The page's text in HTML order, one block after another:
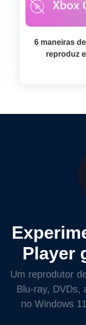
6 maneiras
reproduz
Player
Um reprodutor
Blu-ray, DVDs,
no Windows